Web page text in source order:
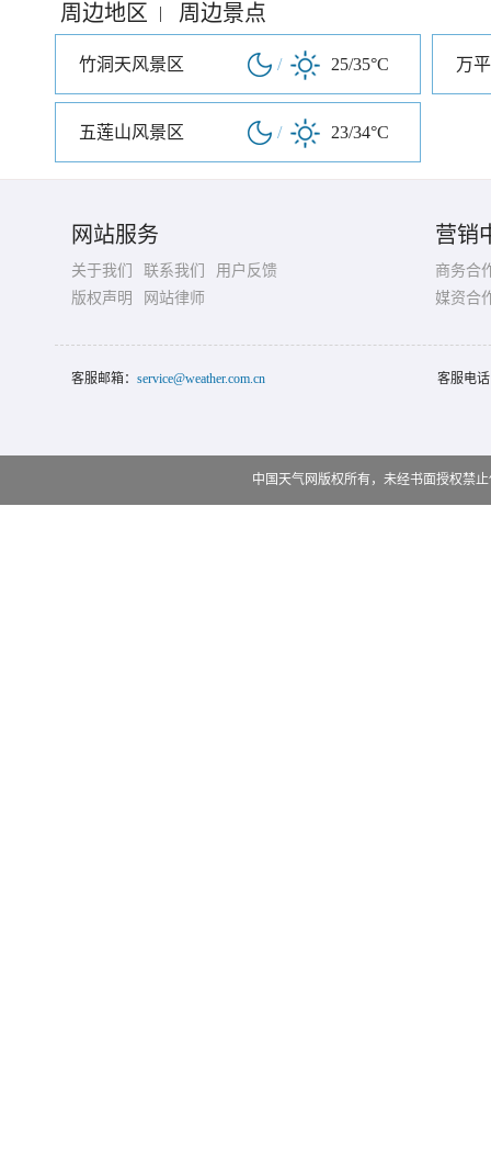
周边地区 | 周边景点
竹洞天风景区 / 25/35°C 万
五莲山风景区 / 23/34°C
网站服务
关于我们 联系我们
用户反馈
版权声明
网站律师
营销
商务合
媒资合
客服邮箱： service@weather.com.cn 客服电
中国天气网版权所有，未经书面授权